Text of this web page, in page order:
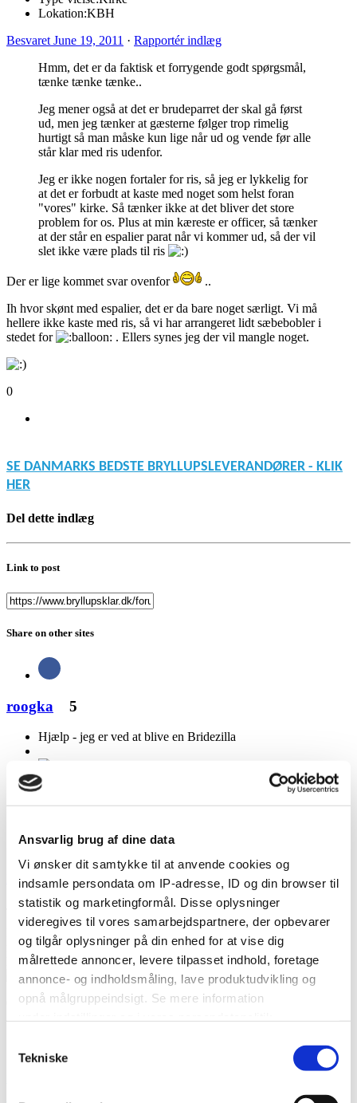
Ansvarlig brug af dine data
Vi ønsker dit samtykke til at anvende cookies og
indsamle persondata om IP-adresse, ID og din browser til
statistik og marketingformål. Disse oplysninger
videregives til vores samarbejdspartnere, der opbevarer
og tilgår oplysninger på din enhed for at vise dig
målrettede annoncer, levere tilpasset indhold, foretage
annonce- og indholdsmåling, lave produktudvikling og
opnå målgruppeindsigt. Se mere information
Hvis du tillader det, vil vi også gerne:
Indsamle præcise oplysninger om din placering, der
Tekniske
Lokation:KBH
Besvaret June 19, 2011 · Rapportér indlæg
Hmm, det er da faktisk et forrygende godt spørgsmål,
tænke tænke tænke..
Jeg mener også at det er brudeparret der skal gå først
ud, men jeg tænker at gæsterne følger trop rimelig
hurtigt så man måske kun lige når ud og vende før alle
står klar med ris udenfor.
Jeg er ikke nogen fortaler for ris, så jeg er lykkelig for
at det er forbudt at kaste med noget som helst foran
"vores" kirke. Så tænker ikke at det bliver det store
problem for os. Plus at min kæreste er officer, så tænker
at der står en espalier parat når vi kommer ud, så der vil
slet ikke være plads til ris
Der er lige kommet svar ovenfor
..
Ih hvor skønt med espalier, det er da bare noget særligt. Vi må
hellere ikke kaste med ris, så vi har arrangeret lidt sæbebobler i
stedet for
. Ellers synes jeg der vil mangle noget.
0
SE DANMARKS BEDSTE BRYLLUPSLEVERANDØRER - KLIK
HER
Del dette indlæg
Link to post
Share on other sites
roogka 5
Hjælp - jeg er ved at blive en Bridezilla
Medlem
5
382 besvarelser
Type vielse:Frederiksberg Slotskirke
BesvaretJune 19, 2011· Rapportér indlæg
Ja så godt at jeg lige var for langsom
Det lyder da også rigtig fint med sæbebobler, har selv overvejet det,
men på den anden side så er jeg bange for at sæben kommer til at
lave skjolder på min kjole og det syntes jeg ikke ville være så fedt